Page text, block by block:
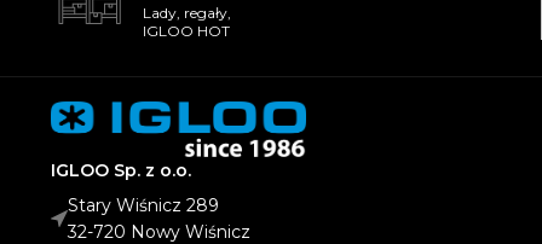
Lady, regały,
IGLOO HOT
IGLOO Sp. z o.o.
Stary Wiśnicz 289
32-720 Nowy Wiśnicz